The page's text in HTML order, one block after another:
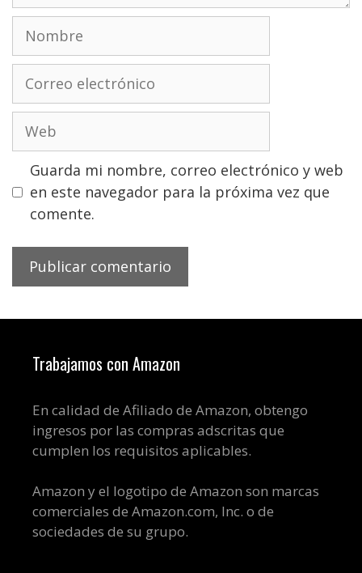
Nombre
electrónico
Guarda mi nombre, correo electrónico y web
en este navegador para la próxima vez que
comente.
Trabajamos con Amazon
En calidad de Afiliado de Amazon, obtengo
ingresos por las compras adscritas que
cumplen los requisitos aplicables.
Amazon y el logotipo de Amazon son marcas
comerciales de Amazon.com, Inc. o de
sociedades de su grupo.